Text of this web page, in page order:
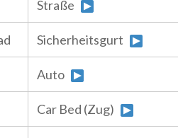
Straße
Sicherheitsgurt
Auto
Car Bed (Zug)